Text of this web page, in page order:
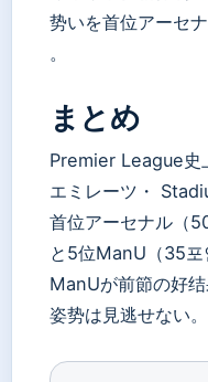
势いを首位アーセ
。
まとめ
Premier League史
エミレーツ・
首位アーセナル（
と5位ManU（35포
ManUが前節の好
姿势は見逃せない。